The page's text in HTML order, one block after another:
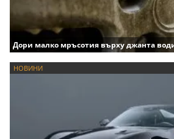
Дори малко мръсотия върху джанта
НОВИНИ